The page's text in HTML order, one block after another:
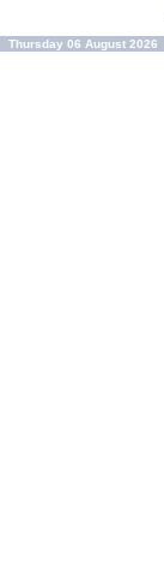
Thursday 06 August 2026